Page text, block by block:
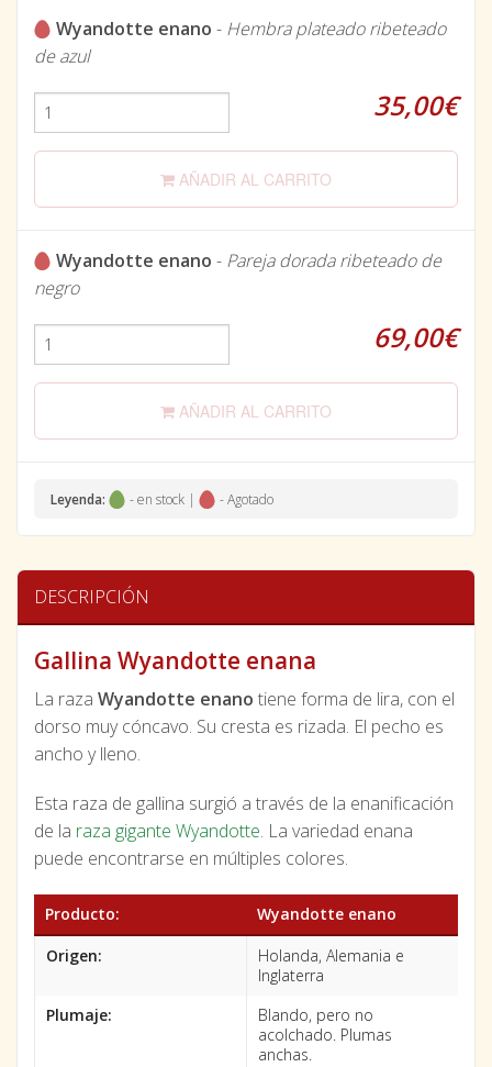
Wyandotte enano - Hembra plateado ribeteado
de azul
35,00€
AÑADIR AL CARRITO
Wyandotte enano - Pareja dorada ribeteado de
negro
69,00€
AÑADIR AL CARRITO
Leyenda: - en stock | - Agotado
DESCRIPCIÓN
Gallina Wyandotte enana
La raza Wyandotte enano tiene forma de lira, con el
dorso muy cóncavo. Su cresta es rizada. El pecho es
ancho y lleno.
Esta raza de gallina surgió a través de la enanificación
de la raza gigante Wyandotte. La variedad enana
puede encontrarse en múltiples colores.
Producto:
Wyandotte enano
Origen:
Holanda, Alemania e
Inglaterra
Plumaje:
Blando, pero no
acolchado. Plumas
anchas.